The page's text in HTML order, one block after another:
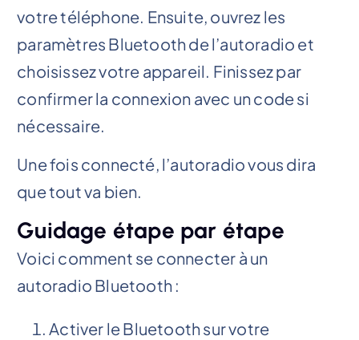
votre téléphone. Ensuite, ouvrez les
paramètres Bluetooth de l’autoradio et
choisissez votre appareil. Finissez par
confirmer la connexion avec un code si
nécessaire.
Une fois connecté, l’autoradio vous dira
que tout va bien.
Guidage étape par étape
Voici comment se connecter à un
autoradio Bluetooth :
Activer le Bluetooth sur votre